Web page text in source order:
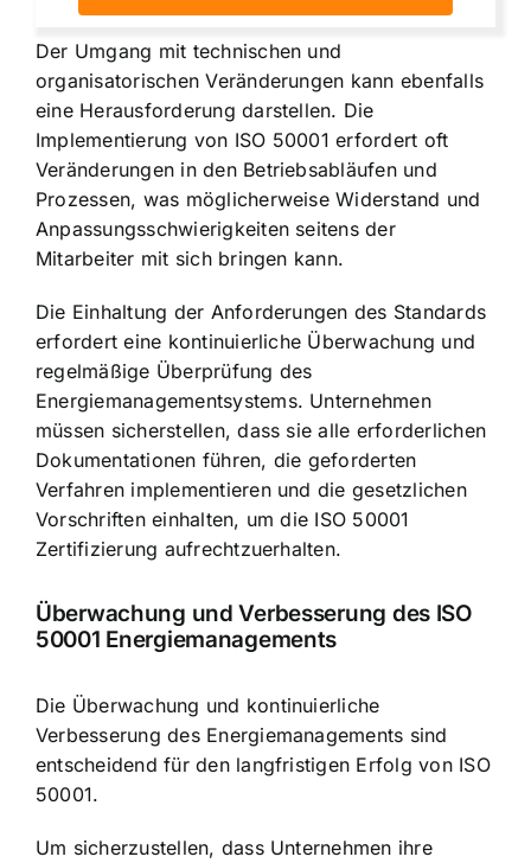
Der Umgang mit technischen und
organisatorischen Veränderungen kann ebenfalls
eine Herausforderung darstellen. Die
Implementierung von ISO 50001 erfordert oft
Veränderungen in den Betriebsabläufen und
Prozessen, was möglicherweise Widerstand und
Anpassungsschwierigkeiten seitens der
Mitarbeiter mit sich bringen kann.
Die Einhaltung der Anforderungen des Standards
erfordert eine kontinuierliche Überwachung und
regelmäßige Überprüfung des
Energiemanagementsystems. Unternehmen
müssen sicherstellen, dass sie alle erforderlichen
Dokumentationen führen, die geforderten
Verfahren implementieren und die gesetzlichen
Vorschriften einhalten, um die ISO 50001
Zertifizierung aufrechtzuerhalten.
Überwachung und Verbesserung des ISO
50001 Energiemanagements
Die Überwachung und kontinuierliche
Verbesserung des Energiemanagements sind
entscheidend für den langfristigen Erfolg von ISO
50001.
Um sicherzustellen, dass Unternehmen ihre